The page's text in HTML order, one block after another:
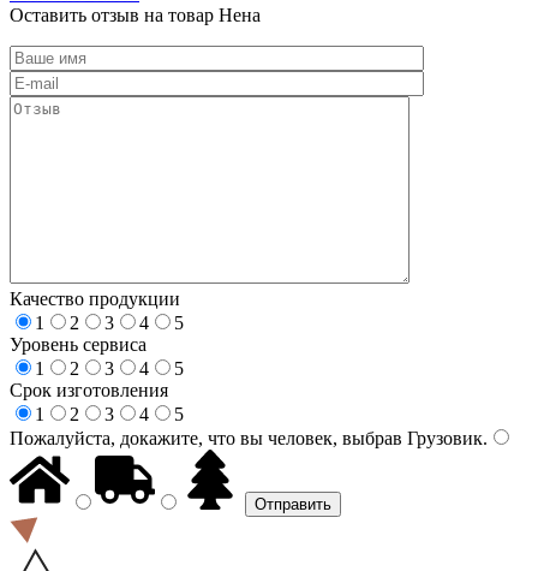
Оставить отзыв на товар Нена
Качество продукции
1
2 3 4
5
Уровень сервиса
1
2 3 4
5
Срок изготовления
1
2 3 4
5
Пожалуйста, докажите, что вы человек, выбрав Грузовик.